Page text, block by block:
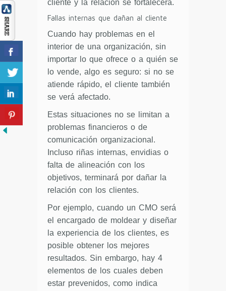
cliente y la relación se fortalecerá.
Fallas internas que dañan al cliente
Cuando hay problemas en el
interior de una organización, sin
importar lo que ofrece o a quién se
lo vende, algo es seguro: si no se
atiende rápido, el cliente también
se verá afectado.
Estas situaciones no se limitan a
problemas financieros o de
comunicación organizacional.
Incluso riñas internas, envidias o
falta de alineación con los
objetivos, terminará por dañar la
relación con los clientes.
Por ejemplo, cuando un CMO será
el encargado de moldear y diseñar
la experiencia de los clientes, es
posible obtener los mejores
resultados. Sin embargo, hay 4
elementos de los cuales deben
estar prevenidos, como indica